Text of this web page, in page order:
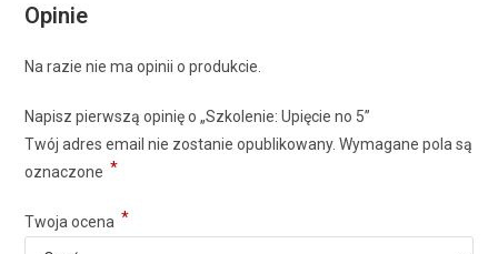
Opinie
Na razie nie ma opinii o produkcie.
Napisz pierwszą opinię o „Szkolenie: Upięcie no 5”
Twój adres email nie zostanie opublikowany. Wymagane pola są
oznaczone *
Twoja ocena *